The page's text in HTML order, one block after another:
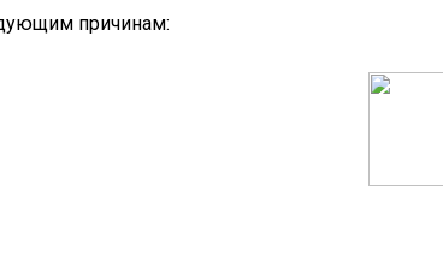
причинам: